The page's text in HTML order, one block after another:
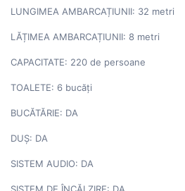
LUNGIMEA AMBARCAȚIUNII: 32 metri
LĂȚIMEA AMBARCAȚIUNII: 8 metri
CAPACITATE: 220 de persoane
TOALETE: 6 bucăți
BUCĂTĂRIE: DA
DUȘ: DA
SISTEM AUDIO: DA